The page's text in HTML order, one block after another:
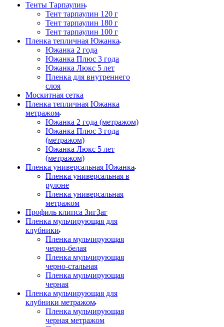
Тенты Тарпаулин
Тент тарпаулин 120 г
Тент тарпаулин 180 г
Тент тарпаулин 100 г
Пленка тепличная Южанка
Южанка 2 года
Южанка Плюс 3 года
Южанка Люкс 5 лет
Пленка для внутреннего
слоя
Москитная сетка
Пленка тепличная Южанка
метражом
Южанка 2 года (метражом)
Южанка Плюс 3 года
(метражом)
Южанка Люкс 5 лет
(метражом)
Пленка универсальная Южанка
Пленка универсальная в
рулоне
Пленка универсальная
метражом
Профиль клипса ЗигЗаг
Пленка мульчирующая для
клубники
Пленка мульчирующая
черно-белая
Пленка мульчирующая
черно-стальная
Пленка мульчирующая
черная
Пленка мульчирующая для
клубники метражом
Пленка мульчирующая
черная метражом